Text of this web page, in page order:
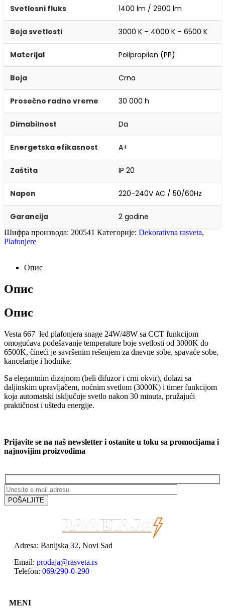
Svetlosni fluks 1400 lm / 2900 lm
Boja svetlosti 3000 K – 4000 K – 6500 K
Materijal Polipropilen (PP)
Boja Crna
Prosečno radno vreme 30 000 h
Dimabilnost Da
Energetska efikasnost A+
Zaštita IP 20
Napon 220-240V AC / 50/60Hz
Garancija 2 godine
Шифра производа: 200541 Категорије: Dekorativna rasveta,
Plafonjere
Опис
Опис
Опис
Vesta 667 led plafonjera snage 24W/48W sa CCT funkcijom
omogućava podešavanje temperature boje svetlosti od 3000K do
6500K, čineći je savršenim rešenjem za dnevne sobe, spavaće sobe,
kancelarije i hodnike.
Sa elegantnim dizajnom (beli difuzor i crni okvir), dolazi sa
daljinskim upravljačem, noćnim svetlom (3000K) i timer funkcijom
koja automatski isključuje svetlo nakon 30 minuta, pružajući
praktičnost i uštedu energije.
Prijavite se na naš newsletter i ostanite u toku sa promocijama i
najnovijim proizvodima
Adresa: Banijska 32, Novi Sad
Email: prodaja@rasveta.rs
Telefon: 069/290-0-290
MENI